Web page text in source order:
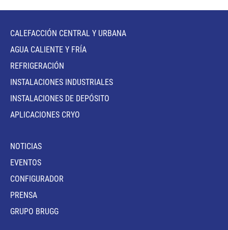
CALEFACCIÓN CENTRAL Y URBANA
AGUA CALIENTE Y FRÍA
REFRIGERACIÓN
INSTALACIONES INDUSTRIALES
INSTALACIONES DE DEPÓSITO
APLICACIONES CRYO
NOTICIAS
EVENTOS
CONFIGURADOR
PRENSA
GRUPO BRUGG